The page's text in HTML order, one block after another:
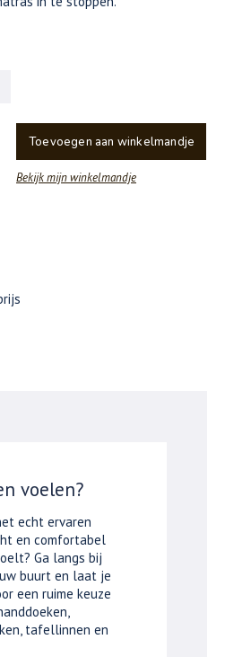
Toevoegen aan winkelmandje
Bekijk mijn winkelmandje
voelen?
echt ervaren
en comfortabel
Ga langs bij
buurt en laat je
een ruime keuze
tafellinnen en